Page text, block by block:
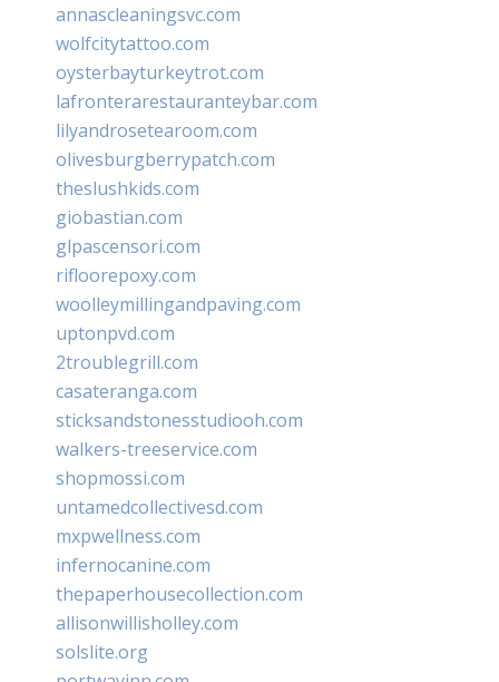
annascleaningsvc.com
wolfcitytattoo.com
oysterbayturkeytrot.com
lafronterarestauranteybar.com
lilyandrosetearoom.com
olivesburgberrypatch.com
theslushkids.com
giobastian.com
glpascensori.com
rifloorepoxy.com
woolleymillingandpaving.com
uptonpvd.com
2troublegrill.com
casateranga.com
sticksandstonesstudiooh.com
walkers-treeservice.com
shopmossi.com
untamedcollectivesd.com
mxpwellness.com
infernocanine.com
thepaperhousecollection.com
allisonwillisholley.com
solslite.org